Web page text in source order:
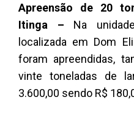
Apreensão de 20
Itinga – Na
localizada em Dom
foram apreendidas,
vinte toneladas de
3.600,00 sendo R$